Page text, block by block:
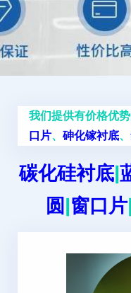
我们提供有价格优
口片、 砷化镓衬底、
碳化硅衬底|
圆|窗口片